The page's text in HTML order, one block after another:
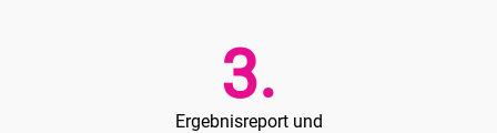
3.
Ergebnisreport und